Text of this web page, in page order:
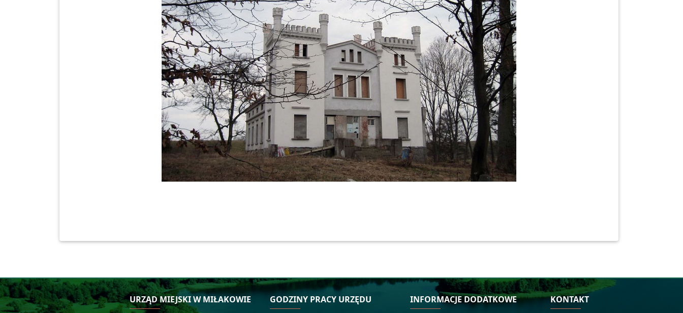
URZĄD MIEJSKI W MIŁAKOWIE GODZINY PRACY URZĘDU INFORMACJE DODATKOWE KONTAKT